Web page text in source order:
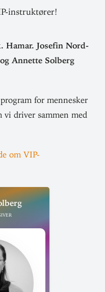
instruktører!
Hamar. Josefin Nord­
Annette Solberg
for men­nesker
driver sammen med
om VIP-